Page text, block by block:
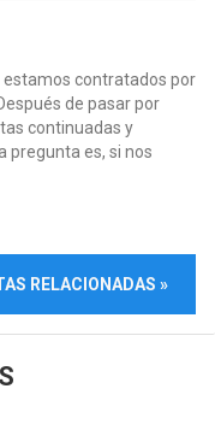
estamos contratados por
de pasar por
continuadas y
pregunta es, si nos
RELACIONADAS »